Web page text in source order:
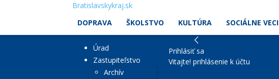
Bratislavskykraj.sk
DOPRAVA
ŠKOLSTVO KULTÚRA SOCIÁLNE VECI
Úrad
Zastupiteľstvo
Archív
Prihlásiť sa
Vitajte! prihlásenie k účtu